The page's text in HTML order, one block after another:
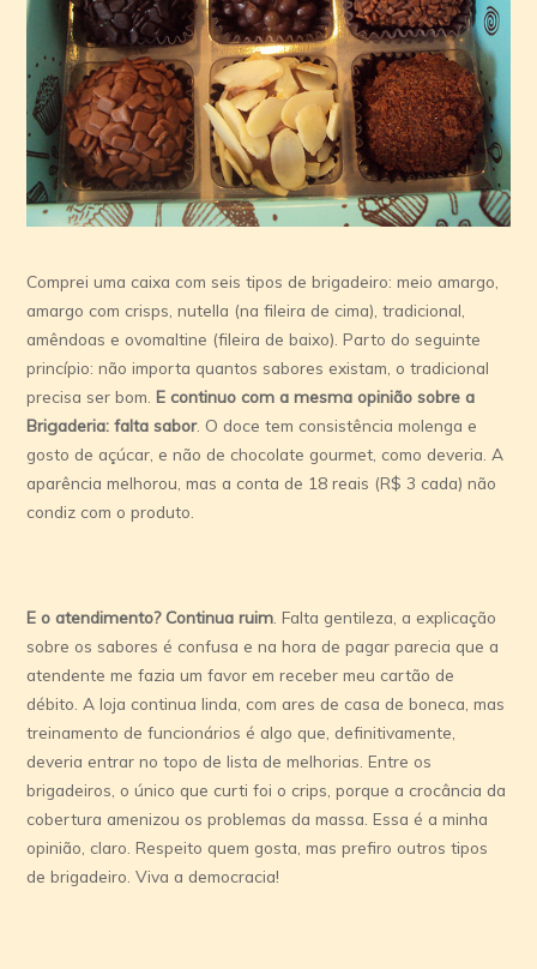
Comprei uma caixa com seis tipos de brigadeiro: meio amargo,
amargo com crisps, nutella (na fileira de cima), tradicional,
amêndoas e ovomaltine (fileira de baixo). Parto do seguinte
princípio: não importa quantos sabores existam, o tradicional
precisa ser bom.E continuo com a mesma opinião sobre a
Brigaderia: falta sabor. O doce tem consistência molenga e
gosto de açúcar, e não de chocolate gourmet, como deveria. A
aparência melhorou, mas a conta de 18 reais (R$ 3 cada) não
condiz com o produto.
E o atendimento? Continua ruim . Falta gentileza, a explicação
sobre os sabores é confusa e na hora de pagar parecia que a
atendente me fazia um favor em receber meu cartão de
débito. A loja continua linda, com ares de casa de boneca, mas
treinamento de funcionários é algo que, definitivamente,
deveria entrar no topo de lista de melhorias. Entre os
brigadeiros, o único que curti foi o crips, porque a crocância da
cobertura amenizou os problemas da massa. Essa é a minha
opinião, claro. Respeito quem gosta, mas prefiro outros tipos
de brigadeiro. Viva a democracia!